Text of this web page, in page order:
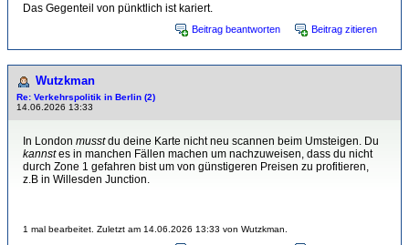
Das Gegenteil von pünktlich ist kariert.
Beitrag beantworten Beitrag zitieren
Wutzkman
Re: Verkehrspolitik in Berlin (2)
14.06.2026 13:33
In London musstdu deine Karte nicht neu scannen beim Umsteigen. Du
kannstes in manchen Fällen machen um nachzuweisen, dass du nicht
durch Zone 1 gefahren bist um von günstigeren Preisen zu profitieren,
z.B in Willesden Junction.
1 mal bearbeitet. Zuletzt am 14.06.2026 13:33 von Wutzkman.